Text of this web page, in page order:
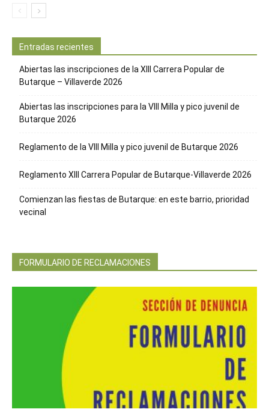
Entradas recientes
Abiertas las inscripciones de la XIII Carrera Popular de
Butarque – Villaverde 2026
Abiertas las inscripciones para la VIII Milla y pico juvenil de
Butarque 2026
Reglamento de la VIII Milla y pico juvenil de Butarque 2026
Reglamento XIII Carrera Popular de Butarque-Villaverde 2026
Comienzan las fiestas de Butarque: en este barrio, prioridad
vecinal
FORMULARIO DE RECLAMACIONES